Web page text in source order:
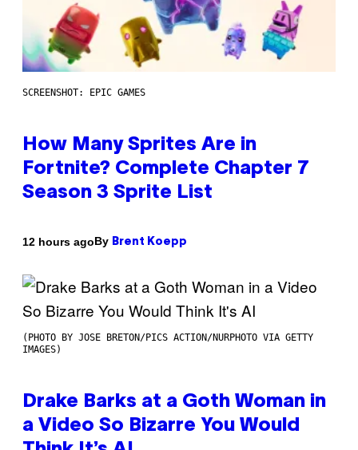
SCREENSHOT: EPIC GAMES
How Many Sprites Are in
Fortnite? Complete Chapter 7
Season 3 Sprite List
12 hours agoBy Brent Koepp
(PHOTO BY JOSE BRETON/PICS ACTION/NURPHOTO VIA GETTY
IMAGES)
Drake Barks at a Goth Woman in
a Video So Bizarre You Would